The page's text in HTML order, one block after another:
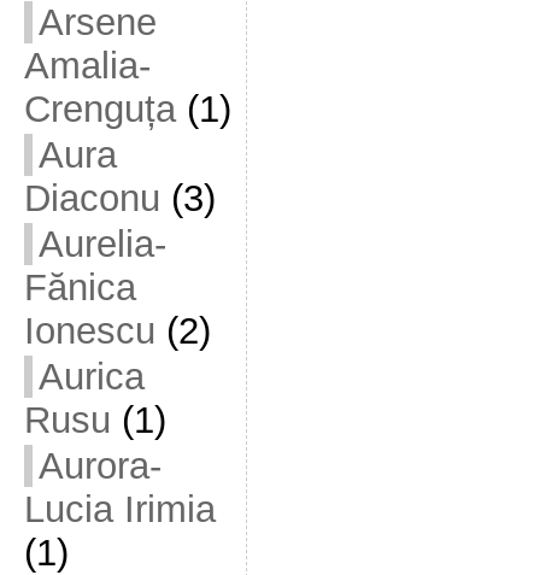
Arsene
Amalia-
Crenguța(1)
Aura
Diaconu (3)
Aurelia-
Fănica
Ionescu (2)
Aurica
Rusu (1)
Aurora-
Lucia Irimia
(1)